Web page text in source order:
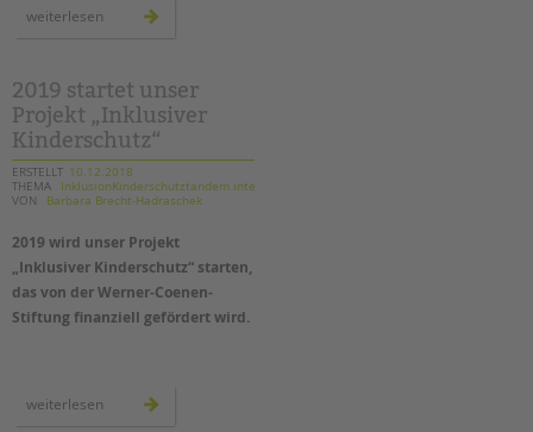
tandem international
Stellenangebote
tandem als Arbeitgeberin
NEWS/BLOG
unkuerzbar
Briefe an Kai
PRESSE
Impressum
weiterlesen
hilfen
der
tandem
btl
in
treptow-
köpenick
2019 startet unser
Projekt „Inklusiver
Kinderschutz“
ERSTELLT 10.12.2018
THEMA
InklusionKinderschutztandem intern
VON
Barbara Brecht-Hadraschek
2019 wird unser Projekt
„Inklusiver Kinderschutz“ starten,
das von der Werner-Coenen-
Stiftung finanziell gefördert wird.
weiterlesen